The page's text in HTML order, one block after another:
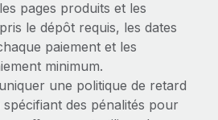
pages produits et les
le dépôt requis, les dates
paiement et les
minimum.
une politique de retard
des pénalités pour